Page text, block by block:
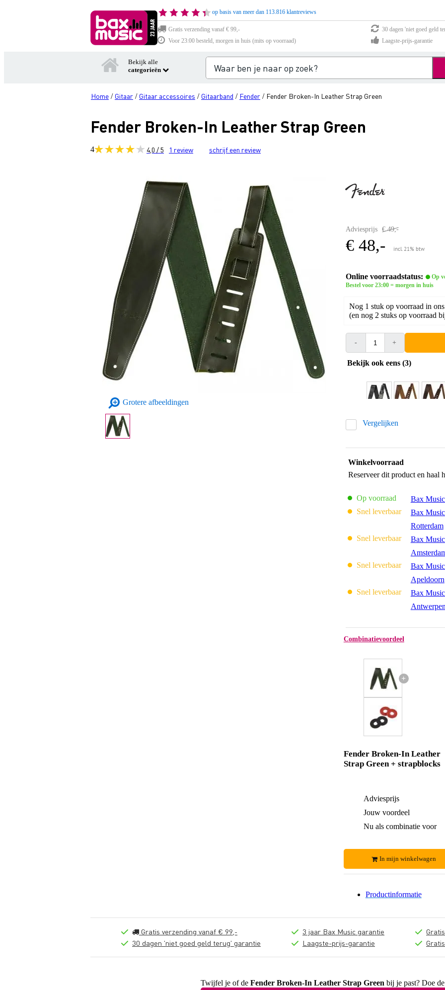
op basis van meer dan 113.816 klantreviews
Gratis verzending vanaf € 99,-
30 dagen 'niet goed geld
Voor 23:00 besteld, morgen in huis (mits op voorraad)
Laagste-prijs-garantie
Bekijk alle
categorieën
Home / Gitaar / Gitaar accessoires / Gitaarband / Fender / Fender Broken-In Leather Strap Green
Fender Broken-In Leather Strap Green
4 4,0 / 5 1 review schrijf een review
Grotere afbeeldingen
Adviesprijs € 49,-
€ 48,- incl. 21% btw
Online voorraadstatus:
Op
Bestel voor 23:00 = morgen in huis
Nog 1 stuk op voorraad in
(en nog 2 stuks op voorraad
- +
Bekijk ook eens (3)
Vergelijken
Winkelvoorraad
Reserveer dit product en haal
Op voorraad Bax
Snel leverbaar
Bax
Rotterdam
Snel leverbaar
Bax
Snel leverbaar
Bax
Apeldoorn
Snel leverbaar
Bax
Antwerpen
Combinatievoordeel
+
Fender Broken-In Leather
Strap Green + strapblocks
Adviesprijs
Jouw voordeel
Nu als combinatie voor
In mijn winkelwagen
Productinformatie
Gratis verzending vanaf € 99,-
30 dagen 'niet goed geld terug' garantie
3 jaar Bax Music garantie
Laagste-prijs-garantie
Twijfel je of de Fender Broken-In Leather Strap Green bij je past? Doe